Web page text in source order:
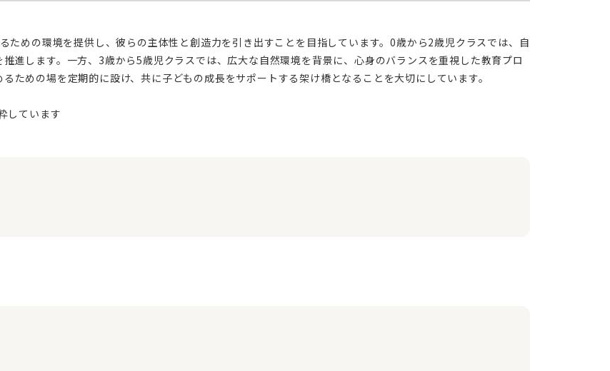
進します。一方、3歳から5歳児クラスでは、広大な自然環境を背景に、心身のバランスを重視した教育プロ
ための場を定期的に設け、共に子どもの成長をサポートする架け橋となることを大切にしています。